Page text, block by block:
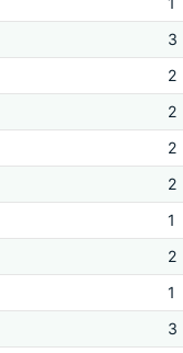
3
2
2
2
2
1
2
1
3